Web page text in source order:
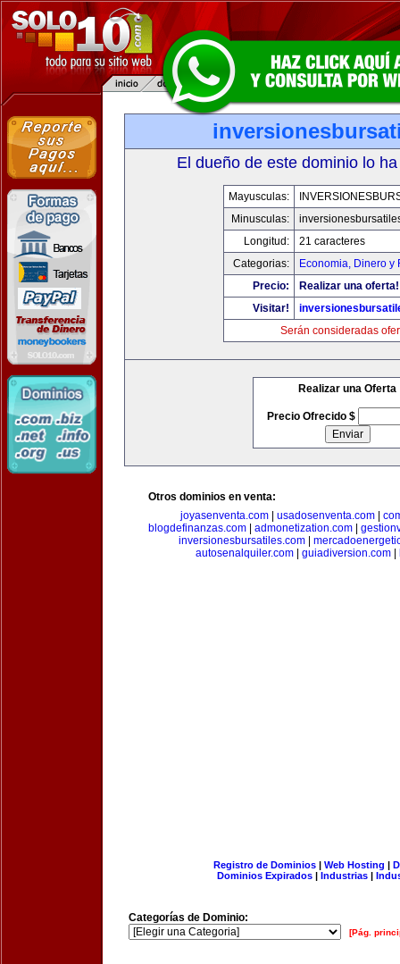
El dueño de este dominio lo
Mayusculas:
Minusculas:
Longitud:
21 caracteres
Categorias:
Economia, Dinero y
Precio:
Realizar una oferta!
Visitar!
Serán consideradas
Realizar una Oferta
Precio Ofrecido $
Otros dominios en venta:
joyasenventa.com
usadosenventa.com
blogdefinanzas.com
admonetization.com
inversionesbursatiles.com|
autosenalquiler.com| guiadiversion.com|
Registro de Dominios| Web Hosting |
Dominios Expirados | Industrias |
Categorías de Dominio:
[Pág.